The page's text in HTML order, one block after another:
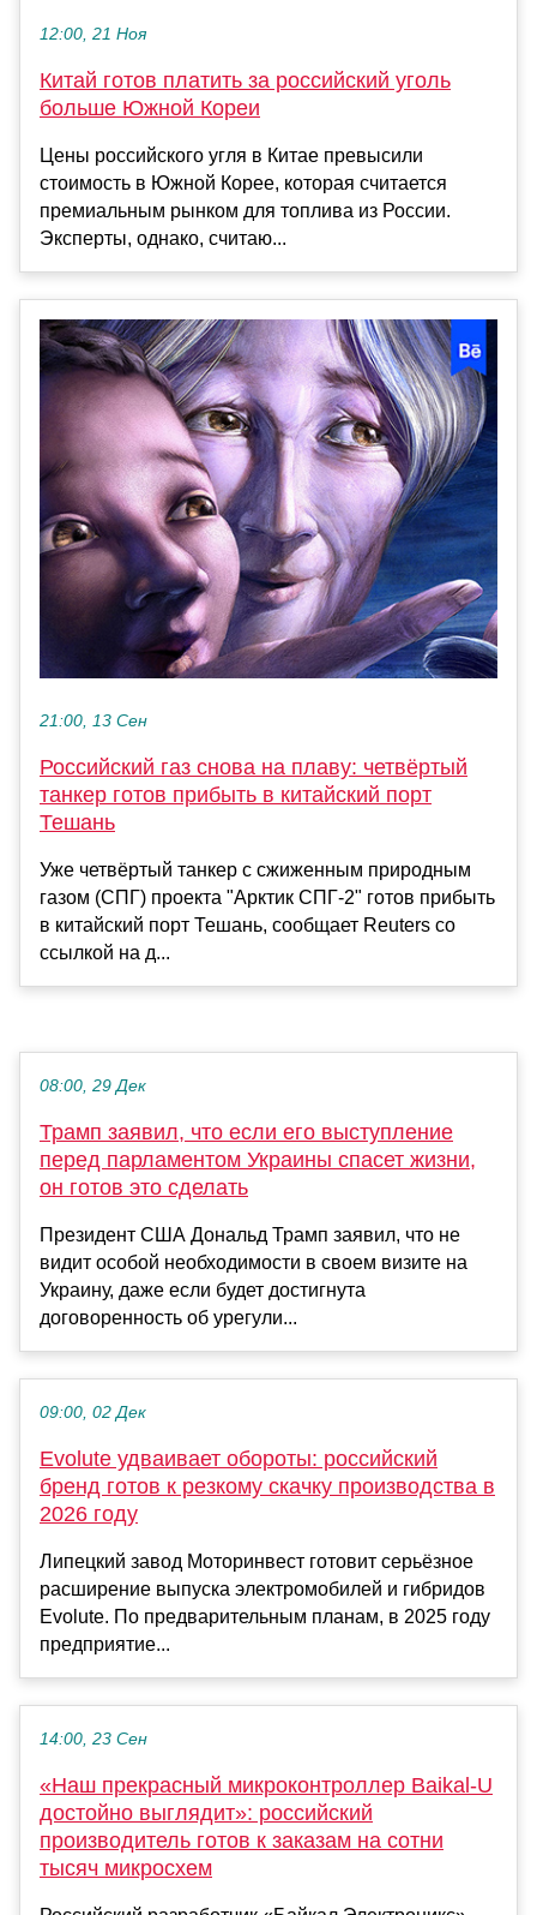
12:00, 21 Ноя
Китай готов платить за российский уголь
больше Южной Кореи
Цены российского угля в Китае превысили
стоимость в Южной Корее, которая считается
премиальным рынком для топлива из России.
Эксперты, однако, считаю...
21:00, 13 Сен
Российский газ снова на плаву: четвёртый
танкер готов прибыть в китайский порт
Тешань
Уже четвёртый танкер с сжиженным природным
газом (СПГ) проекта "Арктик СПГ-2" готов прибыть
в китайский порт Тешань, сообщает Reuters со
ссылкой на д...
08:00, 29 Дек
Трамп заявил, что если его выступление
перед парламентом Украины спасет жизни,
он готов это сделать
Президент США Дональд Трамп заявил, что не
видит особой необходимости в своем визите на
Украину, даже если будет достигнута
договоренность об урегули...
09:00, 02 Дек
Evolute удваивает обороты: российский
бренд готов к резкому скачку производства в
2026 году
Липецкий завод Моторинвест готовит серьёзное
расширение выпуска электромобилей и гибридов
Evolute. По предварительным планам, в 2025 году
предприятие...
14:00, 23 Сен
«Наш прекрасный микроконтроллер Baikal-U
достойно выглядит»: российский
производитель готов к заказам на сотни
тысяч микросхем